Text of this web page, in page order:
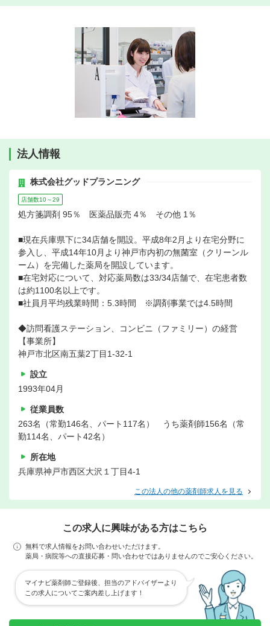
法人情報
株式会社グッドプランニング
店舗数10～29
処方箋調剤 95％ 医薬品販売 4％ その他 1％
■現在兵庫県下に34店舗を開設。平成8年2月より在宅分野に
参入し、平成14年10月より神戸市内初の無菌室（クリーンル
ーム）を完備した薬局を開設しています。
■在宅対応について、対応薬局数は33/34店舗で、在宅患者数
は約1100名以上です。
■社員月平均残業時間：5.3時間 ※調剤事業では4.5時間
◆訪問看護ステーション、コンビニ（ファミリー）の経営
【事業所】
神戸市北区南五葉2丁目1-32-1
設立
1993年04月
従業員数
263名（常勤146名、パート117名） うち薬剤師156名（常
勤114名、パート42名）
所在地
兵庫県神戸市西区大沢１丁目4-1
この法人の他の薬剤師求人を見る
この求人に興味がある方はこちら
無料で求人情報をお問い合わせいただけます。
薬局・病院等への直接応募・問い合わせではありませんのでご安心ください。
マイナビ薬剤師ご登録後、担当のアドバイザーより
この求人についてご案内差し上げます！